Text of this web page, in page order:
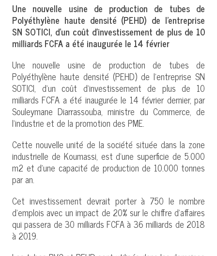
Une nouvelle usine de production de tubes de
Polyéthylène haute densité (PEHD) de l’entreprise
SN SOTICI, d’un coût d’investissement de plus de 10
milliards FCFA a été inaugurée le 14 février
Une nouvelle usine de production de tubes de
Polyéthylène haute densité (PEHD) de l’entreprise SN
SOTICI, d’un coût d’investissement de plus de 10
milliards FCFA a été inaugurée le 14 février dernier, par
Souleymane Diarrassouba, ministre du Commerce, de
l’industrie et de la promotion des PME.
Cette nouvelle unité de la société située dans la zone
industrielle de Koumassi, est d’une superficie de 5.000
m2 et d’une capacité de production de 10.000 tonnes
par an.
Cet investissement devrait porter à 750 le nombre
d’emplois avec un impact de 20% sur le chiffre d’affaires
qui passera de 30 milliards FCFA à 36 milliards de 2018
à 2019.